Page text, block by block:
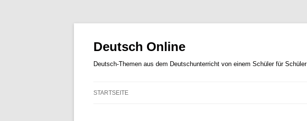
Deutsch Online
Deutsch-Themen aus dem Deutschunterricht von einem Schüler für Schüler
STARTSEITE